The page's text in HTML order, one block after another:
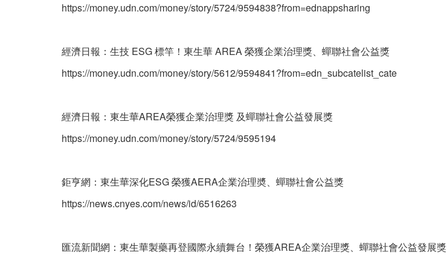
https://money.udn.com/money/story/5724/9594838?from=ednappsharing
經濟日報：生技 ESG 標竿！東生華 AREA 榮獲企業治理獎、蟬聯社會公益獎
https://money.udn.com/money/story/5612/9594841?from=edn_subcatelist_cate
經濟日報：東生華AREA榮獲企業治理獎 及蟬聯社會公益發展獎
https://money.udn.com/money/story/5724/9595194
鉅亨網：東生華深化ESG 榮獲AERA企業治理奬、蟬聯社會公益獎
https://news.cnyes.com/news/id/6516263
匯流新聞網：東生華製藥再登國際永續舞台！榮獲AREA企業治理獎、蟬聯社會公益發展獎